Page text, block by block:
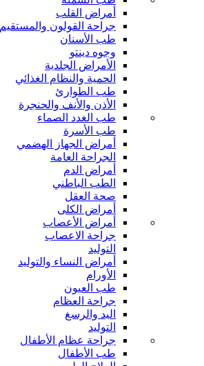
أمراض القلب
جراحة القولون والمستقيم
طب الأسنان
وجوه دينتو
الأمراض الجلدية
الحمية والنظام الغذائي
طب الطوارئ
الأذن والأنف والحنجرة
طب الغدد الصماء
طب الأسرة
أمراض الجهاز الهضمي
الجراحة العامة
أمراض الدم
الطب الباطني
صحة العقل
أمراض الكلى
أمراض الأعصاب
جراحة الاعصاب
التوليد
أمراض النساء والتوليد
الأورام
طب العيون
جراحة العظام
اليد والرسغ
التوليد
جراحة عظام الأطفال
طب الأطفال